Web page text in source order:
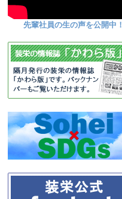
先輩社員の生の声を公開中！